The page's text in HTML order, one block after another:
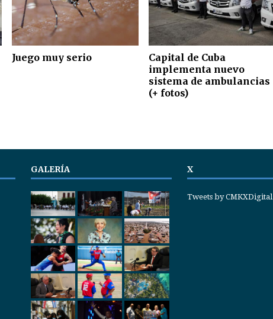
Juego muy serio
Capital de Cuba
implementa nuevo
sistema de ambulancias
(+ fotos)
GALERÍA X
Tweets by CMKXDigital